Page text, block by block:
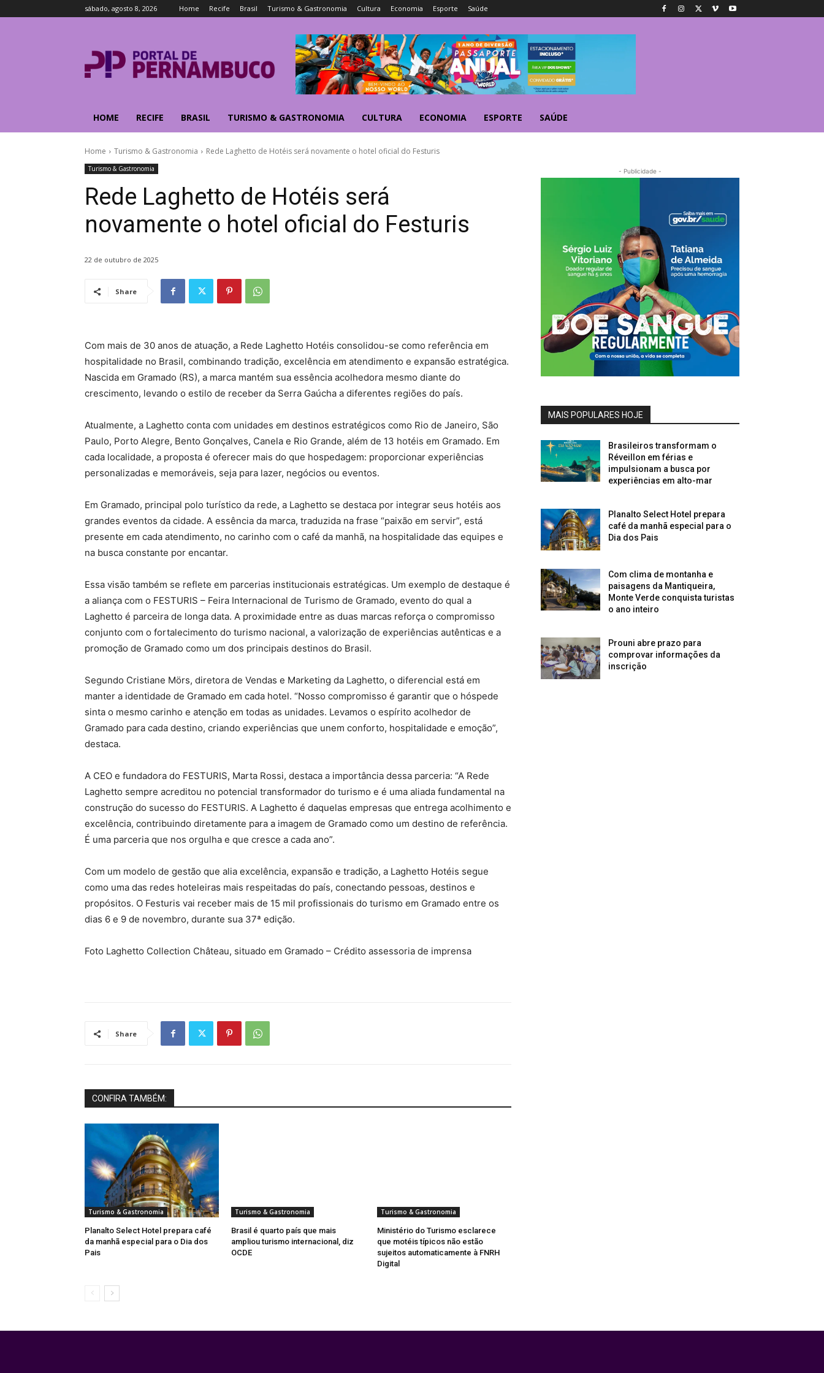
sábado, agosto 8, 2026 Home Recife Brasil Turismo & Gastronomia Cultura Economia Esporte Saúde
HOME RECIFE BRASIL TURISMO & GASTRONOMIA CULTURA ECONOMIA ESPORTE SAÚDE
Home Turismo & Gastronomia Rede Laghetto de Hotéis será novamente o hotel oficial do Festuris
Turismo & Gastronomia
Rede Laghetto de Hotéis será
novamente o hotel oficial do Festuris
22 de outubro de 2025
Share
Com mais de 30 anos de atuação, a Rede Laghetto Hotéis consolidou-se como referência em
hospitalidade no Brasil, combinando tradição, excelência em atendimento e expansão estratégica.
Nascida em Gramado (RS), a marca mantém sua essência acolhedora mesmo diante do
crescimento, levando o estilo de receber da Serra Gaúcha a diferentes regiões do país.
Atualmente, a Laghetto conta com unidades em destinos estratégicos como Rio de Janeiro, São
Paulo, Porto Alegre, Bento Gonçalves, Canela e Rio Grande, além de 13 hotéis em Gramado. Em
cada localidade, a proposta é oferecer mais do que hospedagem: proporcionar experiências
personalizadas e memoráveis, seja para lazer, negócios ou eventos.
Em Gramado, principal polo turístico da rede, a Laghetto se destaca por integrar seus hotéis aos
grandes eventos da cidade. A essência da marca, traduzida na frase “paixão em servir”, está
presente em cada atendimento, no carinho com o café da manhã, na hospitalidade das equipes e
na busca constante por encantar.
Essa visão também se reflete em parcerias institucionais estratégicas. Um exemplo de destaque é
a aliança com o FESTURIS – Feira Internacional de Turismo de Gramado, evento do qual a
Laghetto é parceira de longa data. A proximidade entre as duas marcas reforça o compromisso
conjunto com o fortalecimento do turismo nacional, a valorização de experiências autênticas e a
promoção de Gramado como um dos principais destinos do Brasil.
Segundo Cristiane Mörs, diretora de Vendas e Marketing da Laghetto, o diferencial está em
manter a identidade de Gramado em cada hotel. “Nosso compromisso é garantir que o hóspede
sinta o mesmo carinho e atenção em todas as unidades. Levamos o espírito acolhedor de
Gramado para cada destino, criando experiências que unem conforto, hospitalidade e emoção”,
destaca.
A CEO e fundadora do FESTURIS, Marta Rossi, destaca a importância dessa parceria: “A Rede
Laghetto sempre acreditou no potencial transformador do turismo e é uma aliada fundamental na
construção do sucesso do FESTURIS. A Laghetto é daquelas empresas que entrega acolhimento e
excelência, contribuindo diretamente para a imagem de Gramado como um destino de referência.
É uma parceria que nos orgulha e que cresce a cada ano”.
Com um modelo de gestão que alia excelência, expansão e tradição, a Laghetto Hotéis segue
como uma das redes hoteleiras mais respeitadas do país, conectando pessoas, destinos e
propósitos. O Festuris vai receber mais de 15 mil profissionais do turismo em Gramado entre os
dias 6 e 9 de novembro, durante sua 37ª edição.
Foto Laghetto Collection Château, situado em Gramado – Crédito assessoria de imprensa
Share
CONFIRA TAMBÉM:
Turismo & Gastronomia
Planalto Select Hotel prepara café
da manhã especial para o Dia dos
Pais
Turismo & Gastronomia
Brasil é quarto país que mais
ampliou turismo internacional, diz
OCDE
Turismo & Gastronomia
Ministério do Turismo esclarece
que motéis típicos não estão
sujeitos automaticamente à FNRH
Digital
- Publicidade -
MAIS POPULARES HOJE
Brasileiros transformam o
Réveillon em férias e
impulsionam a busca por
experiências em alto-mar
Planalto Select Hotel prepara
café da manhã especial para o
Dia dos Pais
Com clima de montanha e
paisagens da Mantiqueira,
Monte Verde conquista turistas
o ano inteiro
Prouni abre prazo para
comprovar informações da
inscrição